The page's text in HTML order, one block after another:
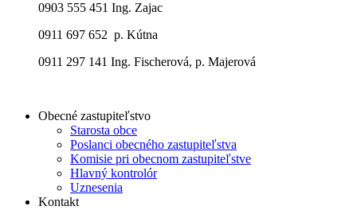
0903 555 451 Ing. Zajac
0911 697 652 p. Kútna
0911 297 141 Ing. Fischerová, p. Majerová
Obecné zastupiteľstvo
Starosta obce
Poslanci obecného zastupiteľstva
Komisie pri obecnom zastupiteľstve
Hlavný kontrolór
Uznesenia
Kontakt